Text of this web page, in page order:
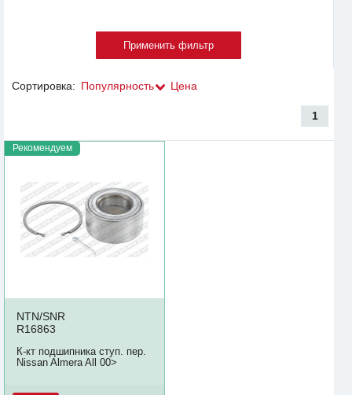
Сортировка: Популярность Цена
1
Рекомендуем
NTN/SNR
R16863
К-кт подшипника ступ. пер.
Nissan Almera All 00>